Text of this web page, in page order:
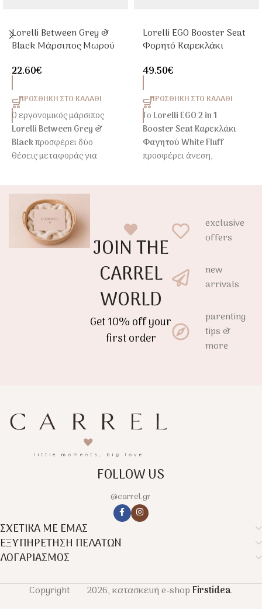
Lorelli Between Grey &
Black Μάρσιπος Μωρού
22.60€
ΠΡΟΣΘΉΚΗ ΣΤΟ ΚΑΛΆΘΙ
Ο εργονομικός μάρσιπος
Lorelli Between Grey &
Blackπροσφέρει δύο
θέσεις μεταφοράς για
Με μαλακό ύφασμα,
ρυθμιζόμενους ιμάντες και
ασφαλή εφαρμογή,
αποτελεί ιδανική λύση για
Lorelli EGO Booster Seat
Φορητό Καρεκλάκι
49.50€
ΠΡΟΣΘΉΚΗ ΣΤΟ ΚΑΛΆΘΙ
Το Lorelli EGO 2 in 1
Booster Seat Καρεκλάκι
Φαγητού White Fluff
προσφέρει άνεση,
Ελαφρύ, πτυσσόμενο και
εύκολο στη μεταφορά,
αποτελεί την ιδανική λύση
τόσο για το σπίτι όσο και για
ταξίδια ή επισκέψεις.
JOIN THE
CARREL
WORLD
Get 10% off your
first order
exclusive
offers
new
arrivals
parenting
tips &
more
FOLLOW US
@carrel.gr
ΣΧΕΤΙΚΑ ΜΕ ΕΜΑΣ
ΕΞΥΠΗΡΕΤΗΣΗ ΠΕΛΑΤΩΝ
ΛΟΓΑΡΙΑΣΜΟΣ
Copyright 2026, κατασκευή e-shopFirstidea.